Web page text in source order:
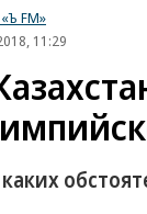
FM»
11:29